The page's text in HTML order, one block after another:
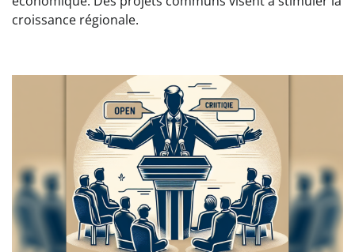
croissance régionale.